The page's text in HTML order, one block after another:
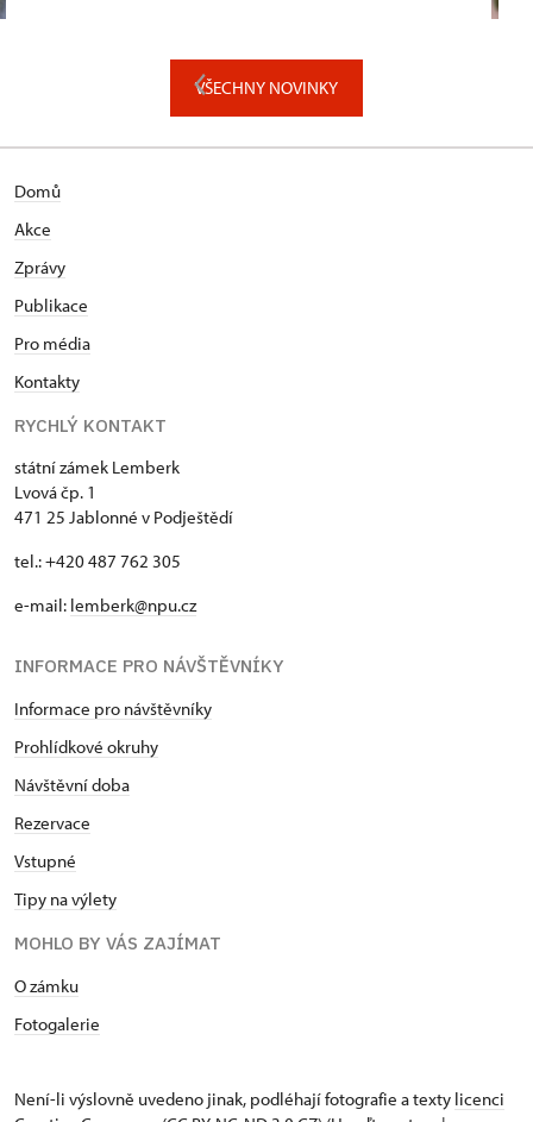
VŠECHNY NOVINKY
Domů
Akce
Zprávy
Publikace
Pro média
Kontakty
RYCHLÝ KONTAKT
státní zámek Lemberk
Lvová čp. 1
471 25 Jablonné v Podještědí
tel.: +420 487 762 305
e-mail: lemberk@npu.cz
INFORMACE PRO NÁVŠTĚVNÍKY
Informace pro návštěvníky
Prohlídkové okruhy
Návštěvní doba
Rezervace
Vstupné
Tipy na výlety
MOHLO BY VÁS ZAJÍMAT
O zámku
Fotogalerie
Není-li výslovně uvedeno jinak, podléhají fotografie a texty licenci